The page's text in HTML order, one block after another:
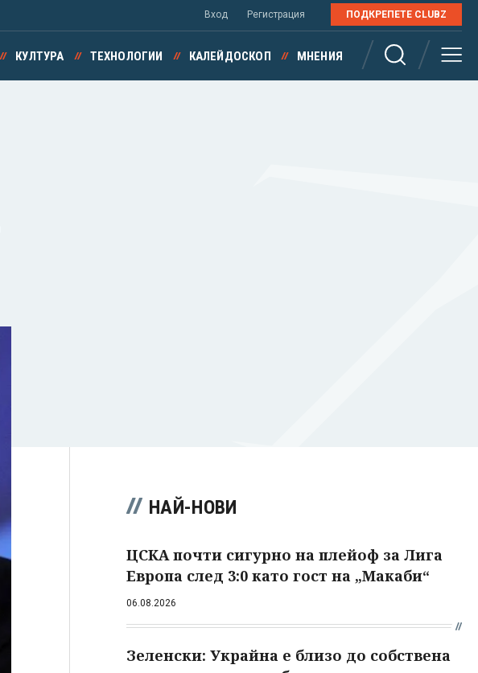
Вход Регистрация ПОДКРЕПЕТЕ CLUBZ
КУЛТУРА ТЕХНОЛОГИИ КАЛЕЙДОСКОП МНЕНИЯ
НАЙ-НОВИ
ЦСКА почти сигурно на плейоф за Лига
Европа след 3:0 като гост на „Макаби“
06.08.2026
Зеленски: Украйна е близо до собствена